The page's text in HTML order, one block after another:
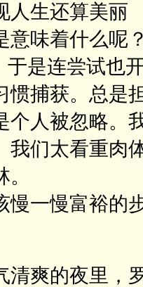
人生还算美
味着什么呢
于是连尝试也
惯捕获。总是
个人被忽略。
我们太看重肉
慢一慢富裕的
清爽的夜里，